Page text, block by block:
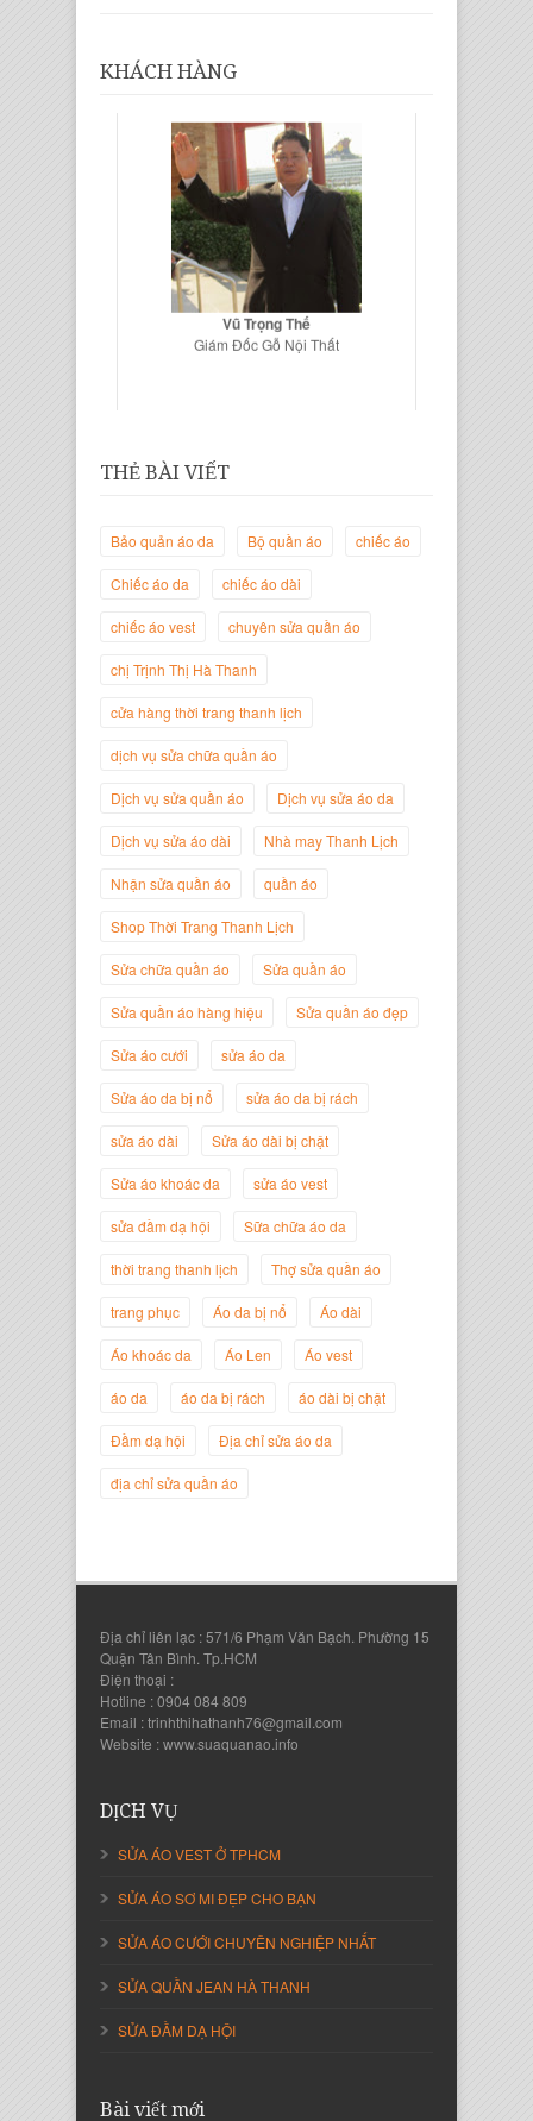
KHÁCH HÀNG
Vũ Trọng Thế
Giám Đốc Gỗ Nội Thất
Giám Đốc Thương Hiệu Giày Thời
Nguyễn Minh Đức
Nguyễn
Nguyễn Đắc Định
Giám Đốc Công ty Twist Potato
Nguyễn Thanh Sang
Giám Đốc Công ty Lam Sơn Phát
Giám Đốc Công ty An Vạn Thành
THẺ BÀI VIẾT
Bảo quản áo da Bộ quần áo chiếc áo
Chiếc áo da chiếc áo dài
chiếc áo vest chuyên sửa quần áo
chị Trịnh Thị Hà Thanh
cửa hàng thời trang thanh lịch
dịch vụ sửa chữa quần áo
Dịch vụ sửa quần áo Dịch vụ sửa áo da
Dịch vụ sửa áo dài Nhà may Thanh Lịch
Nhận sửa quần áo quần áo
Shop Thời Trang Thanh Lịch
Sửa chữa quần áo Sửa quần áo
Sửa quần áo hàng hiệu Sửa quần áo đẹp
Sửa áo cưới sửa áo da
Sửa áo da bị nổ sửa áo da bị rách
sửa áo dài Sửa áo dài bị chật
Sửa áo khoác da sửa áo vest
sửa đầm dạ hội Sữa chữa áo da
thời trang thanh lịch Thợ sửa quần áo
trang phục Áo da bị nổ Áo dài
Áo khoác da Áo Len Áo vest
áo da áo da bị rách áo dài bị chật
Đầm dạ hội Địa chỉ sửa áo da
địa chỉ sửa quần áo
Địa chỉ liên lạc : 571/6 Phạm Văn Bạch. Phường 15
Quận Tân Bình. Tp.HCM
Điện thoại :
Hotline : 0904 084 809
Email : trinhthihathanh76@gmail.com
Website : www.suaquanao.info
DỊCH VỤ
SỬA ÁO VEST Ở TPHCM
SỬA ÁO SƠ MI ĐẸP CHO BẠN
SỬA ÁO CƯỚI CHUYÊN NGHIỆP NHẤT
SỬA QUẦN JEAN HÀ THANH
SỬA ĐẦM DẠ HỘI
Bài viết mới